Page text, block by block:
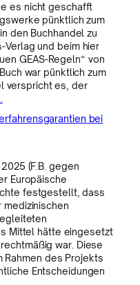
es nicht geschafft
pünktlich zum
den Buchhandel zu
Verlag und beim hier
GEAS-Regeln“ von
war pünktlich zum
verspricht es, der
bei
(F.B. gegen
Europäische
festgestellt, dass
medizinischen
Mittel hätte eingesetzt
war. Diese
Rahmen des Projekts
Entscheidungen